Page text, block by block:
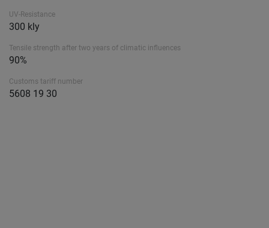
UV-Resistance
300 kly
Tensile strength after two years of climatic influences
90%
Customs tariff number
5608 19 30